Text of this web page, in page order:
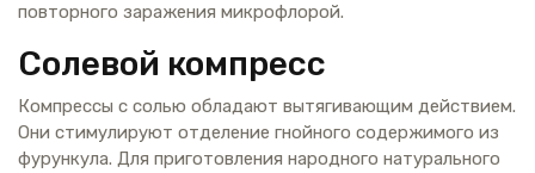
повторного заражения микрофлорой.
Солевой компресс
Компрессы с солью обладают вытягивающим действием.
Они стимулируют отделение гнойного содержимого из
фурункула. Для приготовления народного натурального